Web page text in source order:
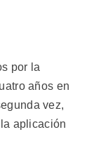
por la
años en
vez,
aplicación